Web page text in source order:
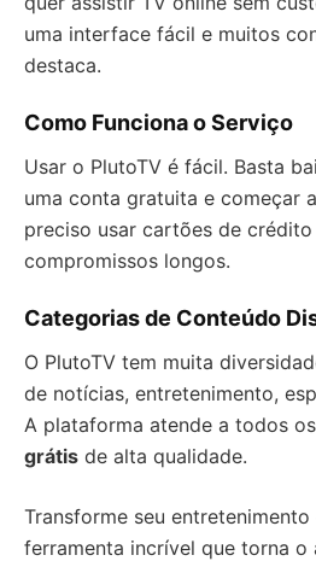
uma interface fácil e muitos
destaca.
Como Funciona o Serviço
Usar o PlutoTV é fácil. Basta
uma conta gratuita e começar
preciso usar cartões de
compromissos longos.
Categorias de Conteúdo
O PlutoTV tem muita
de notícias, entretenimento,
A plataforma atende a todos
grátis de alta qualidade.
Transforme seu entretenimento
ferramenta incrível que torna o